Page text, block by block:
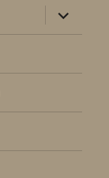
раскрыть
дочернее
меню